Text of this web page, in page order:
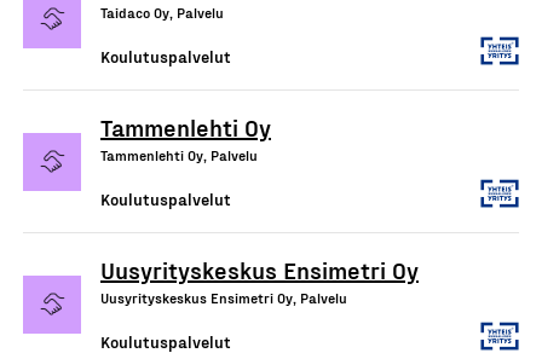
Taidaco Oy, Palvelu
Koulutuspalvelut
Tammenlehti Oy
Tammenlehti Oy, Palvelu
Koulutuspalvelut
Uusyrityskeskus Ensimetri Oy
Uusyrityskeskus Ensimetri Oy, Palvelu
Koulutuspalvelut